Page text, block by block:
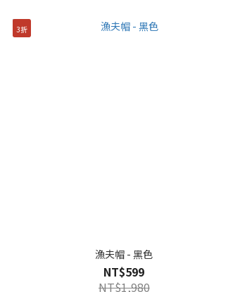
3折
漁夫帽 - 黑色
NT$599
NT$1,980